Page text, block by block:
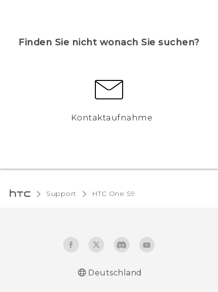
Finden Sie nicht wonach Sie suchen?
Kontaktaufnahme
Support HTC One S9‎
Deutschland